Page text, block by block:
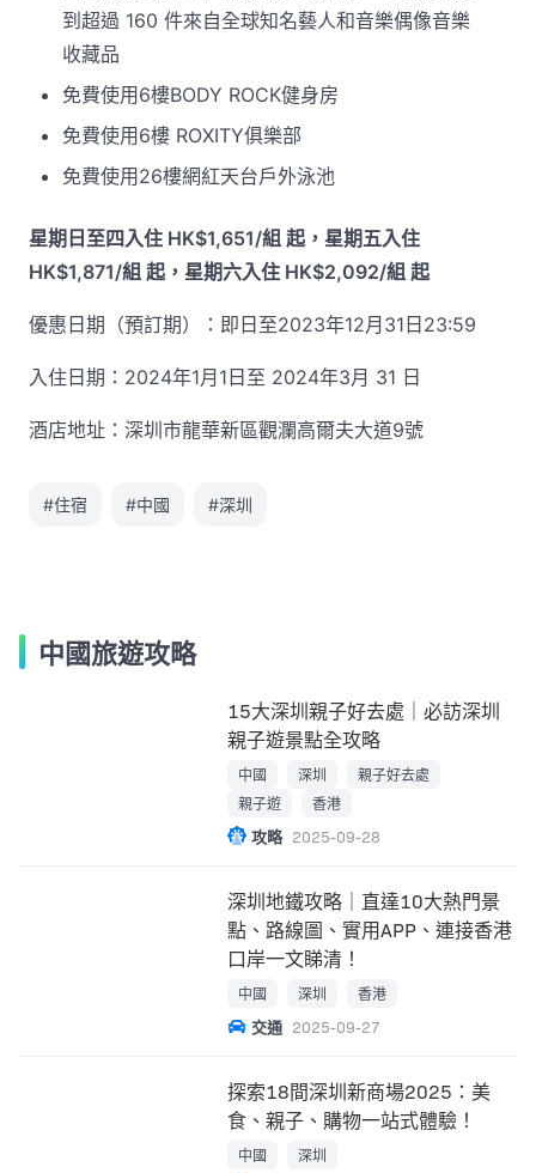
到超過 160 件來自全球知名藝人和音樂偶像音樂
收藏品
免費使用6樓BODY ROCK健身房
免費使用6樓 ROXITY俱樂部
免費使用26樓網紅天台戶外泳池
星期日至四入住 HK$1,651/組 起，星期五入住
HK$1,871/組 起，星期六入住 HK$2,092/組 起
優惠日期（預訂期）：即日至2023年12月31日23:59
入住日期：2024年1月1日至 2024年3月 31 日
酒店地址：深圳市龍華新區觀瀾高爾夫大道9號
#住宿 #中國 #深圳
中國旅遊攻略
15大深圳親子好去處｜必訪深圳
親子遊景點全攻略
中國 深圳
親子好去處
親子遊
香港
攻略 2025-09-28
深圳地鐵攻略｜直達10大熱門景
點、路線圖、實用APP、連接香港
口岸一文睇清！
中國 深圳 香港
交通 2025-09-27
探索18間深圳新商場2025：美
食、親子、購物一站式體驗！
中國 深圳